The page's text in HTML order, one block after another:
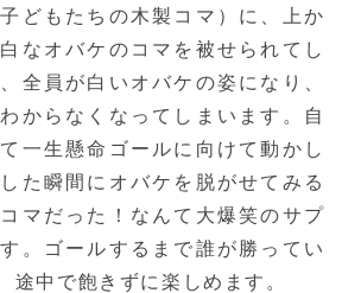
どもたちの木製コマ）に、上か
なオバケのコマを被せられてし
全員が白いオバケの姿になり、
からなくなってしまいます。自
一生懸命ゴールに向けて動かし
た瞬間にオバケを脱がせてみる
マだった！なんて大爆笑のサプ
。ゴールするまで誰が勝ってい
途中で飽きずに楽しめます。